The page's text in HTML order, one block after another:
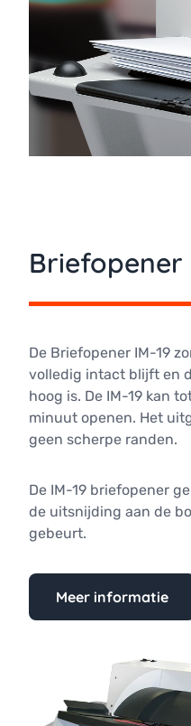
Briefopener
De Briefopener IM-19
volledig intact blijft en
hoog is. De IM-19 kan
minuut openen. Het
geen scherpe randen.
De IM-19 briefopener
de uitsnijding aan de
gebeurt.
Meer informatie